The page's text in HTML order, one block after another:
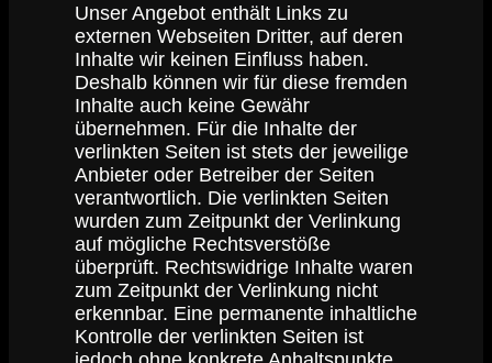
Unser Angebot enthält Links zu
externen Webseiten Dritter, auf deren
Inhalte wir keinen Einfluss haben.
Deshalb können wir für diese fremden
Inhalte auch keine Gewähr
übernehmen. Für die Inhalte der
verlinkten Seiten ist stets der jeweilige
Anbieter oder Betreiber der Seiten
verantwortlich. Die verlinkten Seiten
wurden zum Zeitpunkt der Verlinkung
auf mögliche Rechtsverstöße
überprüft. Rechtswidrige Inhalte waren
zum Zeitpunkt der Verlinkung nicht
erkennbar. Eine permanente inhaltliche
Kontrolle der verlinkten Seiten ist